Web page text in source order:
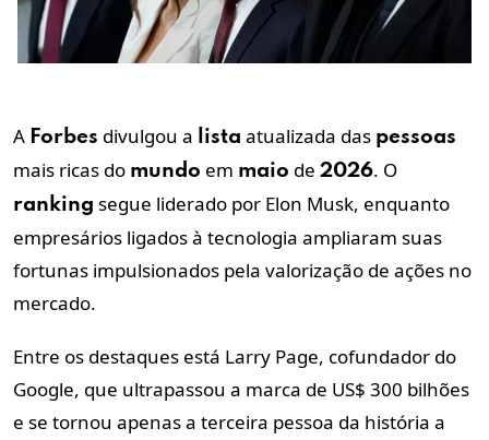
A Forbes divulgou a lista atualizada das pessoas
mais ricas do mundo em maio de 2026. O
ranking segue liderado por Elon Musk, enquanto
empresários ligados à tecnologia ampliaram suas
fortunas impulsionados pela valorização de ações no
mercado.
Entre os destaques está Larry Page, cofundador do
Google, que ultrapassou a marca de US$ 300 bilhões
e se tornou apenas a terceira pessoa da história a